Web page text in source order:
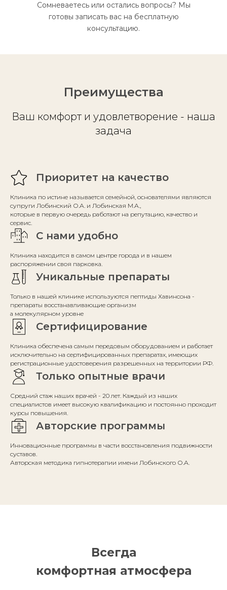
Сомневаетесь или остались вопросы? Мы
готовы записать вас на бесплатную
консультацию.
Преимущества
Ваш комфорт и удовлетворение - наша
задача
Приоритет на качество
Клиника по истине называется семейной, основателями являются
супруги Лобинский О.А. и Лобинская М.А.,
которые в первую очередь работают на репутацию, качество и
сервис.
С нами удобно
Клиника находится в самом центре города и в нашем
распоряжении своя парковка.
Уникальные препараты
Только в нашей клинике используются пептиды Хавинсона -
препараты восстанавливающие организм
а молекулярном уровне
Сертифицирование
Клиника обеспечена самым передовым оборудованием и работает
исключительно на сертифицированных препаратах, имеющих
регистрационные удостоверения разрешенных на территории РФ.
Только опытные врачи
Средний стаж наших врачей - 20 лет. Каждый из наших
специалистов имеет высокую квалификацию и постоянно проходит
курсы повышения.
Авторские программы
Инновационные программы в части восстановления подвижности
суставов.
Авторская методика гипнотерапии имени Лобинского О.А.
Всегда
комфортная атмосфера